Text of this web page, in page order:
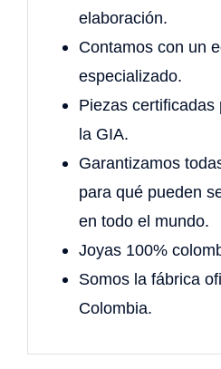
elaboración.
Contamos con un
especializado.
Piezas
la GIA.
Garantizamos
para qué pueden
en todo el mundo.
Joyas 100%
Somos la fábrica
Colombia.